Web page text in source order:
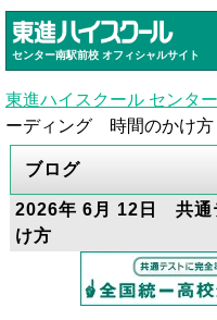
センター南駅前校 オフィシャルサイト
東進ハイスクール センタ
ーディング 時間のかけ方
ブログ
2026年 6月 12日 共通
け方